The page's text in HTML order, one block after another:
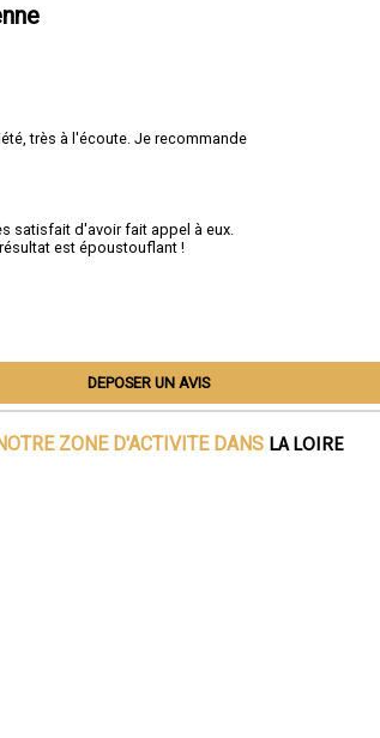
très à l'écoute. Je recommande
satisfait d'avoir fait appel à eux.
est époustouflant !
DEPOSER UN AVIS
ZONE D'ACTIVITE DANS LA LOIRE